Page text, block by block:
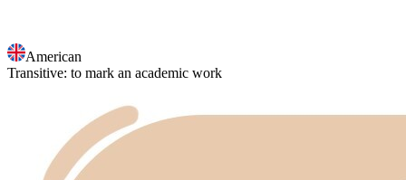
American
Transitive: to mark an academic work